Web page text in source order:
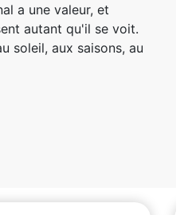
a une valeur, et
autant qu'il se voit.
soleil, aux saisons, au